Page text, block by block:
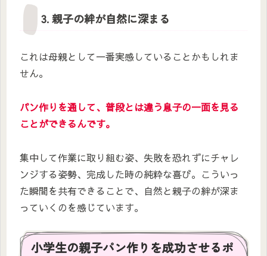
3. 親子の絆が自然に深まる
これは母親として一番実感していることかもしれま
せん。
パン作りを通して、普段とは違う息子の一面を見る
ことができるんです。
集中して作業に取り組む姿、失敗を恐れずにチャレ
ンジする姿勢、完成した時の純粋な喜び。こういっ
た瞬間を共有できることで、自然と親子の絆が深ま
っていくのを感じています。
小学生の親子パン作りを成功させるポ